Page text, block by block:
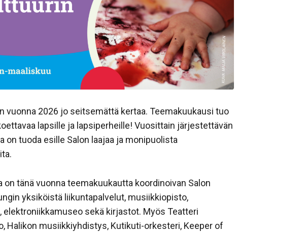
vuonna 2026 jo seitsemättä kertaa. Teemakuukausi tuo
lapsille ja lapsiperheille! Vuosittain järjestettävän
on tuoda esille Salon laajaa ja monipuolista
tänä vuonna teemakuukautta koordinoivan Salon
yksiköistä liikuntapalvelut, musiikkiopisto,
sekä kirjastot. Myös Teatteri
Halikon musiikkiyhdistys, Kutikuti-orkesteri, Keeper of